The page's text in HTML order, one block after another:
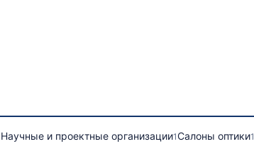
Научные и проектные организации1Салоны оптики1